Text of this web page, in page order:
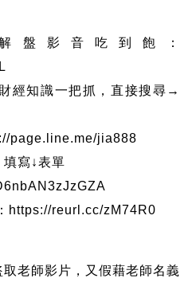
盤影音吃到飽：
經知識一把抓，直接搜尋→
page.line.me/jia888
寫↓表單
https://reurl.cc/zM74R0
老師影片，又假藉老師名義